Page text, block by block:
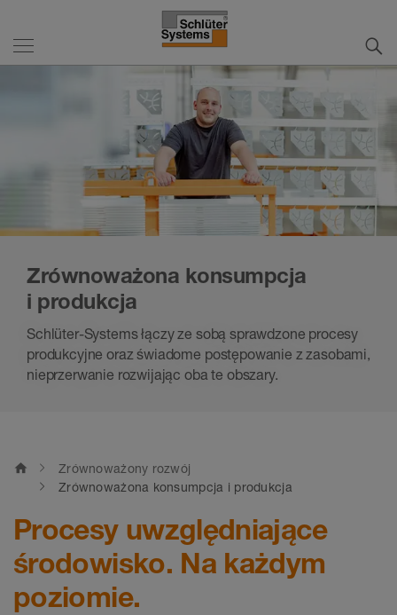
Zrównoważona konsumpcja
i produkcja
Schlüter-Systems łączy ze sobą sprawdzone procesy
produkcyjne oraz świadome postępowanie z zasobami,
nieprzerwanie rozwijając oba te obszary.
home
Zrównoważony rozwój
Zrównoważona konsumpcja i produkcja
Procesy uwzględniające
środowisko. Na każdym
poziomie.